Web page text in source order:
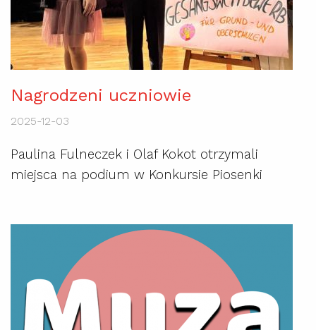
Nagrodzeni uczniowie
2025-12-03
Paulina Fulneczek i Olaf Kokot otrzymali
miejsca na podium w Konkursie Piosenki